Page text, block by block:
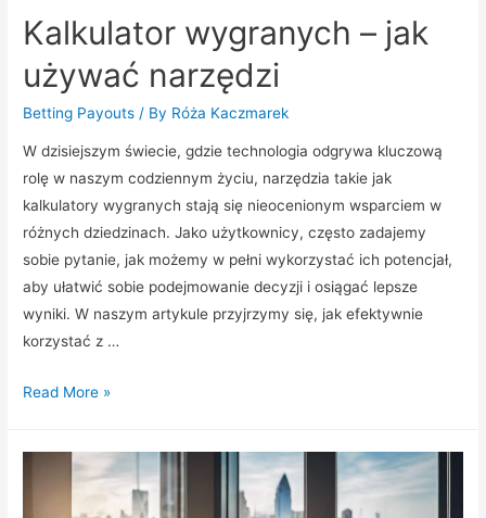
Kalkulator wygranych – jak
używać narzędzi
Betting Payouts / By Róża Kaczmarek
W dzisiejszym świecie, gdzie technologia odgrywa kluczową
rolę w naszym codziennym życiu, narzędzia takie jak
kalkulatory wygranych stają się nieocenionym wsparciem w
różnych dziedzinach. Jako użytkownicy, często zadajemy
sobie pytanie, jak możemy w pełni wykorzystać ich potencjał,
aby ułatwić sobie podejmowanie decyzji i osiągać lepsze
wyniki. W naszym artykule przyjrzymy się, jak efektywnie
korzystać z …
Kalkulator
Read More »